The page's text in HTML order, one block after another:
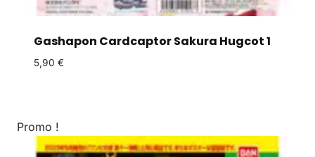
Gashapon Cardcaptor Sakura Hugcot 1
5,90 €
Promo !